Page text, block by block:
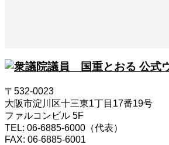
〒532-0023
大阪市淀川区十三東1丁目17番19号
ファルコンビル 5F
TEL: 06-6885-6000（代表）
FAX: 06-6885-6001